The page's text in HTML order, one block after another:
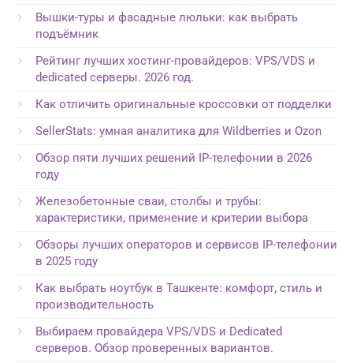
Вышки-туры и фасадные люльки: как выбрать
подъёмник
Рейтинг лучших хостинг-провайдеров: VPS/VDS и
dedicated серверы. 2026 год.
Как отличить оригинальные кроссовки от подделки
SellerStats: умная аналитика для Wildberries и Ozon
Обзор пяти лучших решений IP-телефонии в 2026
году
Железобетонные сваи, столбы и трубы:
характеристики, применение и критерии выбора
Обзоры лучших операторов и сервисов IP-телефонии
в 2025 году
Как выбрать ноутбук в Ташкенте: комфорт, стиль и
производительность
Выбираем провайдера VPS/VDS и Dedicated
серверов. Обзор проверенных вариантов.